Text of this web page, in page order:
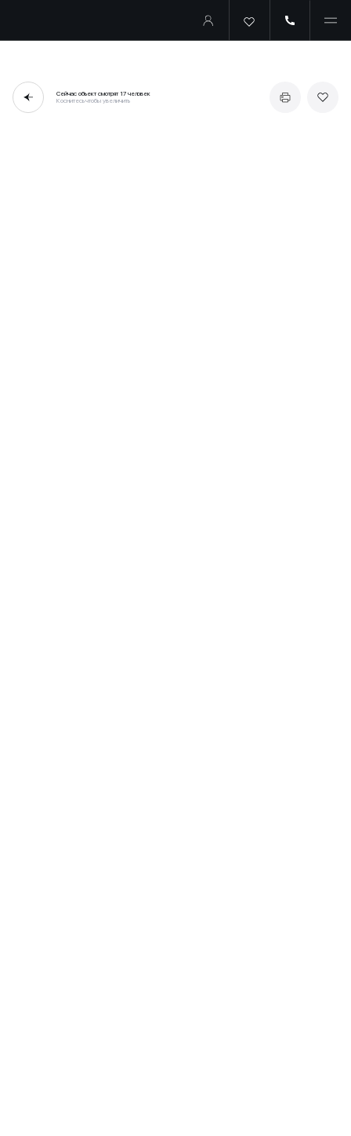
Сейчас объект смотрят17 человек
Коснитесь чтобы увеличить